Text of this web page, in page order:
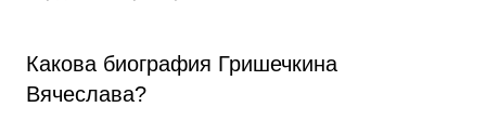
Какова биография Гришечкина
Вячеслава?